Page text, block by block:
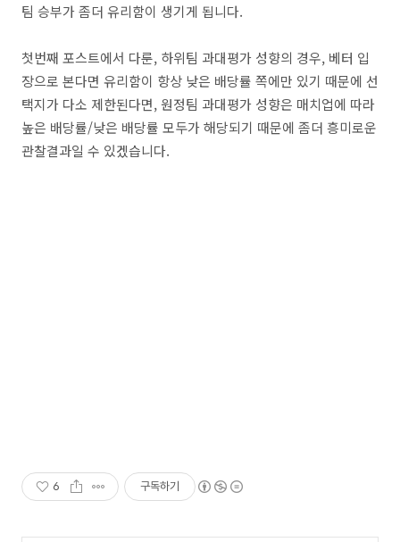
팀 승부가 좀더 유리함이 생기게 됩니다.
첫번째 포스트에서 다룬, 하위팀 과대평가 성향의 경우, 베터 입
장으로 본다면 유리함이 항상 낮은 배당률 쪽에만 있기 때문에 선
택지가 다소 제한된다면, 원정팀 과대평가 성향은 매치업에 따라
높은 배당률/낮은 배당률 모두가 해당되기 때문에 좀더 흥미로운
관찰결과일 수 있겠습니다.
6 구독하기